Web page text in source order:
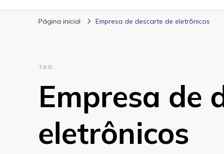
San Lien
Página inicial Empresa de descarte de eletrônicos
TAG
Empresa de
eletrônicos